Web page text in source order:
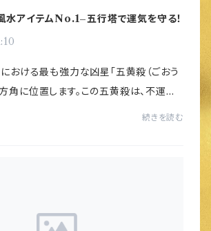
アイテムNo.1–五行塔で運気を守る！
おける最も強力な凶星「五黄殺（ごおう
角に位置します。この五黄殺は、不運や
などのあらゆるトラブルを引き寄せる非常
続きを読む